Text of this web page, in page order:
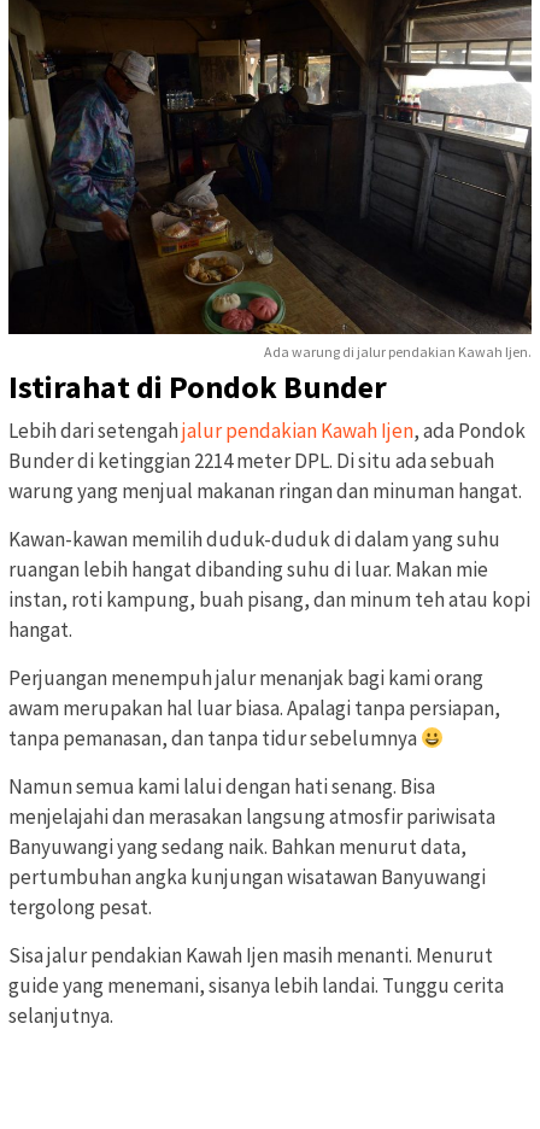
Ada warung di jalur pendakian Kawah Ijen.
Istirahat di Pondok Bunder
Lebih dari setengahjalur pendakian Kawah Ijen, ada Pondok
Bunder di ketinggian 2214 meter DPL. Di situ ada sebuah
warung yang menjual makanan ringan dan minuman hangat.
Kawan-kawan memilih duduk-duduk di dalam yang suhu
ruangan lebih hangat dibanding suhu di luar. Makan mie
instan, roti kampung, buah pisang, dan minum teh atau kopi
hangat.
Perjuangan menempuh jalur menanjak bagi kami orang
awam merupakan hal luar biasa. Apalagi tanpa persiapan,
tanpa pemanasan, dan tanpa tidur sebelumnya
Namun semua kami lalui dengan hati senang. Bisa
menjelajahi dan merasakan langsung atmosfir pariwisata
Banyuwangi yang sedang naik. Bahkan menurut data,
pertumbuhan angka kunjungan wisatawan Banyuwangi
tergolong pesat.
Sisa jalur pendakian Kawah Ijen masih menanti. Menurut
guide yang menemani, sisanya lebih landai. Tunggu cerita
selanjutnya.